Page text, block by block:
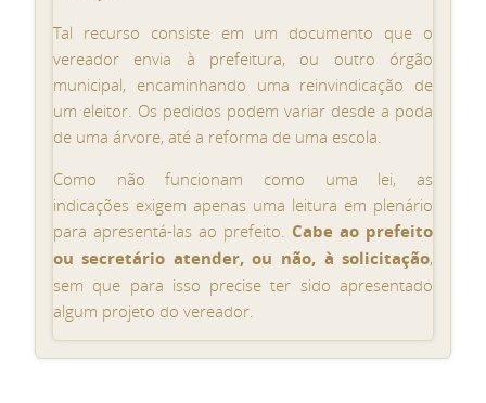
Tal recurso consiste em um documento que o
vereador envia à prefeitura, ou outro órgão
municipal, encaminhando uma reinvindicação de
um eleitor. Os pedidos podem variar desde a poda
de uma árvore, até a reforma de uma escola.
Como não funcionam como uma lei, as
indicações exigem apenas uma leitura em plenário
para apresentá-las ao prefeito. Cabe ao prefeito
ou secretário atender, ou não, à solicitação,
sem que para isso precise ter sido apresentado
algum projeto do vereador.